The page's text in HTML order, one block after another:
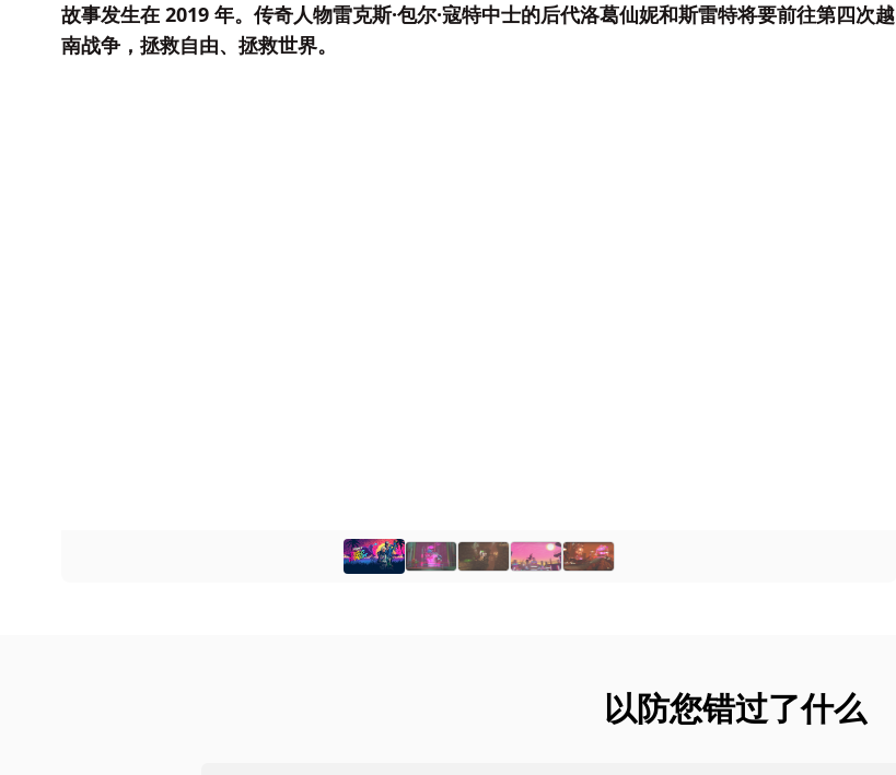
故事发生在 2019 年。传奇人物雷克斯·包尔·寇特中士的后代洛葛仙妮和斯雷特将要前往第四次越
南战争，拯救自由、拯救世界。
以防您错过了什么